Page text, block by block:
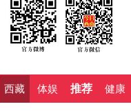
西藏 体娱 推荐 健康